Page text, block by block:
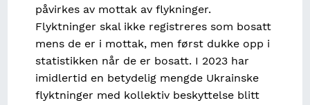
påvirkes av mottak av flykninger.
Flyktninger skal ikke registreres som bosatt
mens de er i mottak, men først dukke opp i
statistikken når de er bosatt. I 2023 har
imidlertid en betydelig mengde Ukrainske
flyktninger med kollektiv beskyttelse blitt